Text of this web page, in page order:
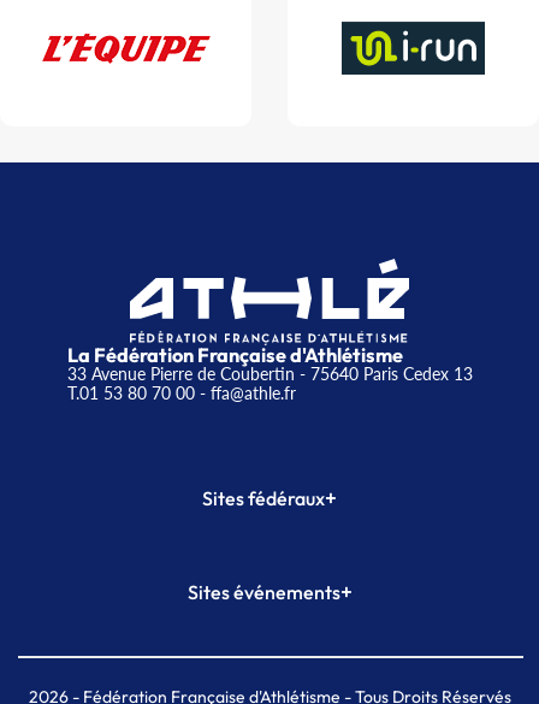
La Fédération Française d'Athlétisme
33 Avenue Pierre de Coubertin - 75640 Paris Cedex 13
T.01 53 80 70 00- ffa@athle.fr
Sites fédéraux+
Plateforme Formation
Sites événements+
Meeting de Paris indoor
MAIF Ekiden de Paris
2026- Fédération Française d'Athlétisme - Tous Droits Réservés